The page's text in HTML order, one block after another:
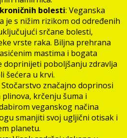
bolesti: Veganska
je s nižim rizikom od određenih
srčane bolesti,
vrste raka. Biljna prehrana
mastima i bogata
doprinijeti poboljšanju zdravlja
šećera u krvi.
Stočarstvo značajno doprinosi
krčenju šuma i
veganskog načina
smanjiti svoj ugljični otisak i
planetu.